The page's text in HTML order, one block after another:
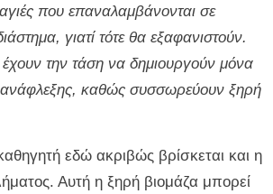
που επαναλαμβάνονται σε
γιατί τότε θα εξαφανιστούν.
την τάση να δημιουργούν μόνα
ανάφλεξης, καθώς συσσωρεύουν ξηρή
εδώ ακριβώς βρίσκεται και η
Αυτή η ξηρή βιομάζα μπορεί